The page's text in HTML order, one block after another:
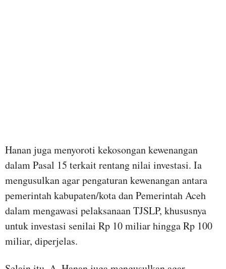
Hanan juga menyoroti kekosongan kewenangan
dalam Pasal 15 terkait rentang nilai investasi. Ia
mengusulkan agar pengaturan kewenangan antara
pemerintah kabupaten/kota dan Pemerintah Aceh
dalam mengawasi pelaksanaan TJSLP, khususnya
untuk investasi senilai Rp 10 miliar hingga Rp 100
miliar, diperjelas.